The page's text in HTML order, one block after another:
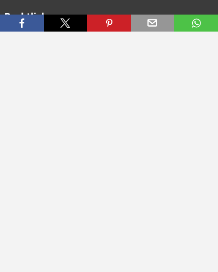
Rechtliches
AGB Datenschutz Impressum Kontakt